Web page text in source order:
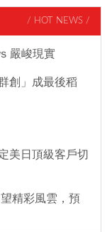
/ HOT NEWS /
嚴峻現實
創」成最後稻
美日頂級客戶切
精彩風雲，預